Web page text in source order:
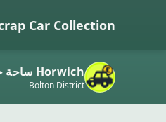
Car Collection
Horwich ساحة خردة
Bolton District